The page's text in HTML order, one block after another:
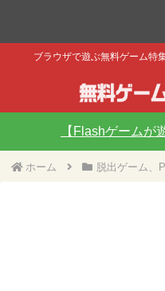
ブラウザで遊ぶ無料ゲーム特
【Flashゲームが
ホーム 脱出ゲーム、